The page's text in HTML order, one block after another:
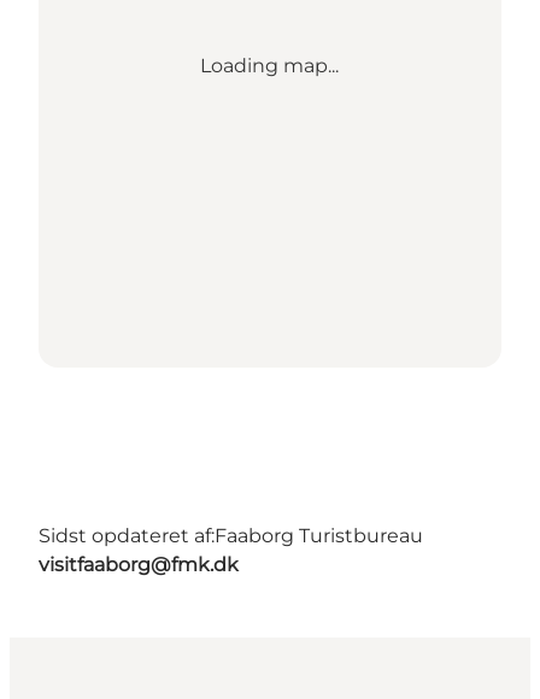
Loading map...
Sidst opdateret af:Faaborg Turistbureau
visitfaaborg@fmk.dk